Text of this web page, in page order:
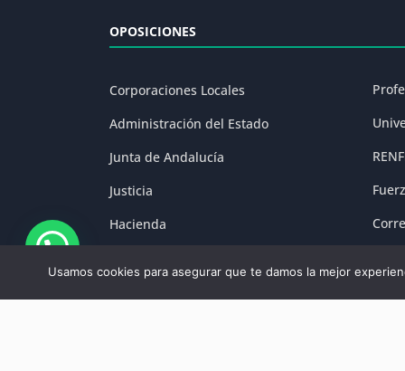
OPOSICIONES
Corporaciones Locales
Administración del Estado
Junta de Andalucía
Justicia
Hacienda
Usamos cookies para asegurar que te damos la mejor